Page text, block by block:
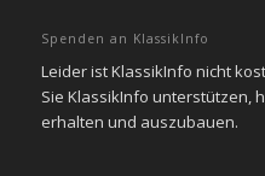
Spenden an KlassikInfo
Leider ist KlassikInfo nicht
Sie KlassikInfo unterstützen,
erhalten und auszubauen.